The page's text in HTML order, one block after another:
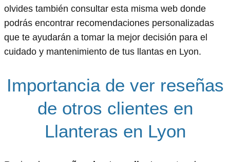
olvides también consultar esta misma web donde
podrás encontrar recomendaciones personalizadas
que te ayudarán a tomar la mejor decisión para el
cuidado y mantenimiento de tus llantas en Lyon.
Importancia de ver reseñas
de otros clientes en
Llanteras en Lyon